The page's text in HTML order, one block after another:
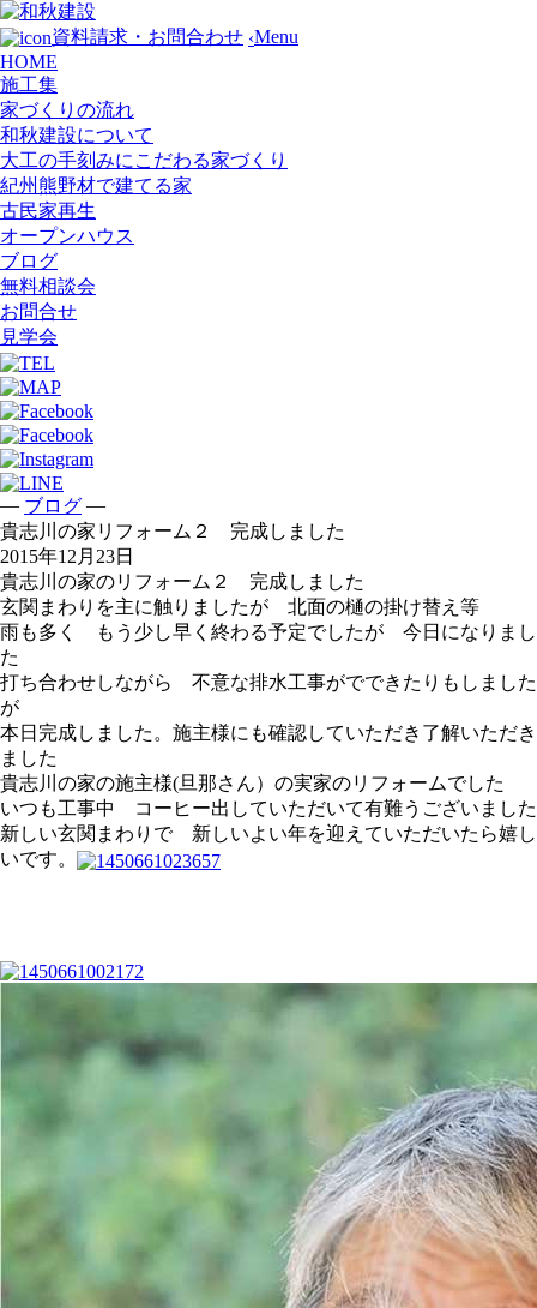
資料請求・お問合わせ ‹Menu
HOME
施工集
家づくりの流れ
和秋建設について
大工の手刻みにこだわる家づくり
紀州熊野材で建てる家
古民家再生
オープンハウス
ブログ
無料相談会
お問合せ
見学会
— ブログ —
貴志川の家リフォーム２ 完成しました
2015年12月23日
貴志川の家のリフォーム２ 完成しました
玄関まわりを主に触りましたが 北面の樋の掛け替え等
雨も多く もう少し早く終わる予定でしたが 今日になりまし
た
打ち合わせしながら 不意な排水工事がでできたりもしました
が
本日完成しました。施主様にも確認していただき了解いただき
ました
貴志川の家の施主様(旦那さん）の実家のリフォームでした
いつも工事中 コーヒー出していただいて有難うございました
新しい玄関まわりで 新しいよい年を迎えていただいたら嬉し
いです。